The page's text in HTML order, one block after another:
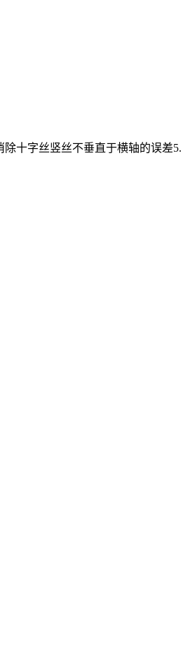
十字丝竖丝不垂直于横轴的误差5.